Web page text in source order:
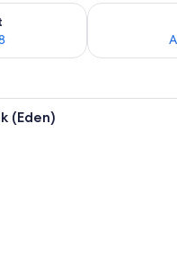
für heute Nacht, Aug. 7
Überprüfe
Ein Poolbereich mit
(Eden)